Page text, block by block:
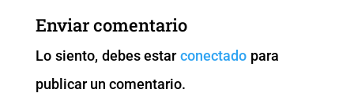
b
o
o
k
A
p
p k
er
Enviar comentario
Lo siento, debes estarconectado para
publicar un comentario.